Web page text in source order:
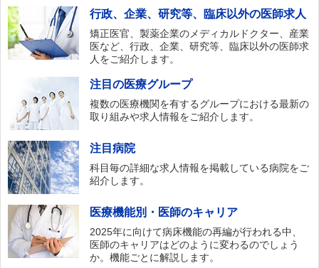
行政、企業、研究等、臨床以外の医師求人
矯正医官、製薬企業のメディカルドクター、産業
医など、行政、企業、研究等、臨床以外の医師求
人をご紹介します。
注目の医療グループ
複数の医療機関を有するグループにおける最新の
取り組みや求人情報をご紹介します。
注目病院
科目毎の詳細な求人情報を掲載している病院をご
紹介します。
医療機能別・医師のキャリア
2025年に向けて病床機能の再編が行われる中、
医師のキャリアはどのように変わるのでしょう
か。機能ごとに解説します。